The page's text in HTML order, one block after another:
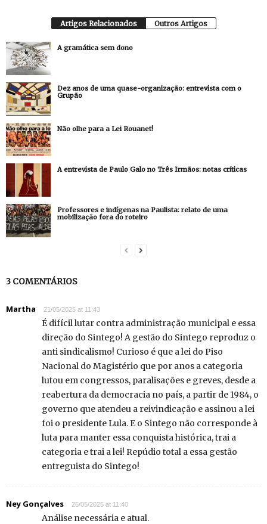
Artigos Relacionados Outros Artigos
A gramática sem dono
Dez anos de uma quase-organização: entrevista com o
Grupão
Não olhe para a Lei Rouanet!
A entrevista de Paulo Galo no Três Irmãos: notas críticas
Professores e indígenas na Paulista: relato de uma
mobilização fora do roteiro
3 COMENTÁRIOS
Martha 21/05/2025 at 11:43
É difícil lutar contra administração municipal e essa
direção do Sintego! A gestão do Sintego reproduz o
anti sindicalismo! Curioso é que a lei do Piso
Nacional do Magistério que por anos a categoria
lutou em congressos, paralisações e greves, desde a
reabertura da democracia no país, a partir de 1984, o
governo que atendeu a reivindicação e assinou a lei
foi o presidente Lula. E o Sintego não corresponde à
luta para manter essa conquista histórica, trai a
categoria e trai a lei! Repúdio total a essa gestão
entreguista do Sintego!
Ney Gonçalves 25/05/2025 at 11:40
Análise necessária e atual.